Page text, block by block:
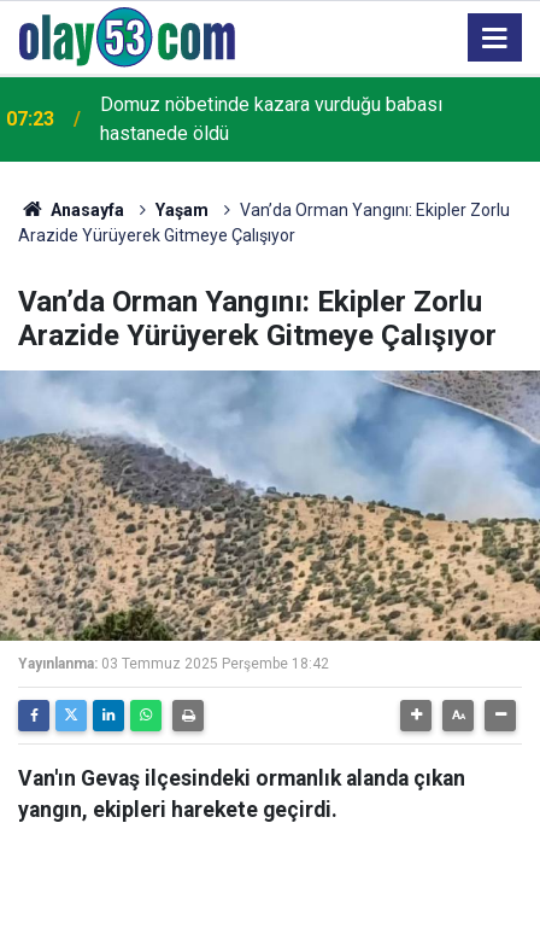
07:23
Domuz nöbetinde kazara vurduğu babası
hastanede öldü
Anasayfa Yaşam
Van’da Orman Yangını: Ekipler Zorlu
Arazide Yürüyerek Gitmeye Çalışıyor
Van’da Orman Yangını: Ekipler Zorlu
Arazide Yürüyerek Gitmeye Çalışıyor
Yayınlanma: 03 Temmuz 2025 Perşembe 18:42
Van'ın Gevaş ilçesindeki ormanlık alanda çıkan
yangın, ekipleri harekete geçirdi.